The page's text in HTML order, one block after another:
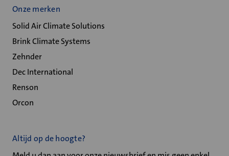
Onze merken
Solid Air Climate Solutions
Brink Climate Systems
Zehnder
Dec International
Renson
Orcon
Altijd op de hoogte?